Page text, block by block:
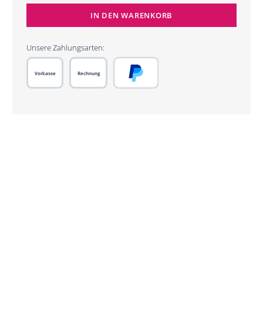
IN DEN WARENKORB
Unsere Zahlungsarten:
Rechnung
Vorkasse